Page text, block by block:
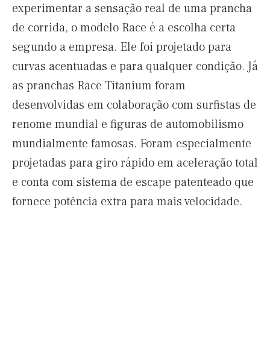
experimentar a sensação real de uma prancha
de corrida, o modelo Race é a escolha certa
segundo a empresa. Ele foi projetado para
curvas acentuadas e para qualquer condição. Já
as pranchas Race Titanium foram
desenvolvidas em colaboração com surfistas de
renome mundial e figuras de automobilismo
mundialmente famosas. Foram especialmente
projetadas para giro rápido em aceleração total
e conta com sistema de escape patenteado que
fornece potência extra para mais velocidade.